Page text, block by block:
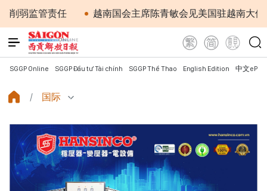
责任 越南国会主席陈青敏会见美国驻越南大使詹妮弗·威
SGGP Online SGGP Đầu tư Tài chính SGGP Thể Thao English Edition 中文
国际